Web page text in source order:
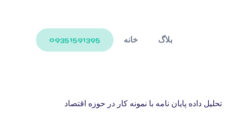
خانه بلاگ 09351591395
تحلیل داده پایان نامه با نمونه کار در حوزه اقتصاد